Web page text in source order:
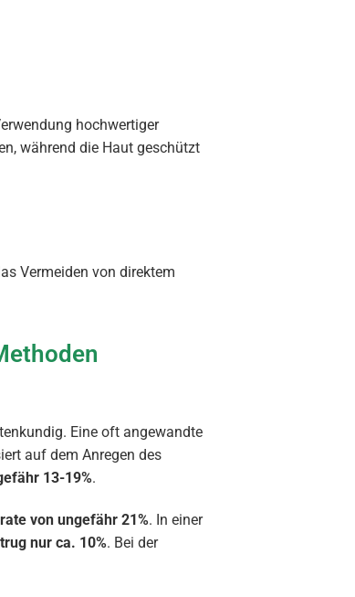
hochwertiger
während die Haut geschützt
Vermeiden von direktem
Eine oft angewandte
auf dem Anregen des
13-19%.
von ungefähr 21%. In einer
nur ca. 10%. Bei der